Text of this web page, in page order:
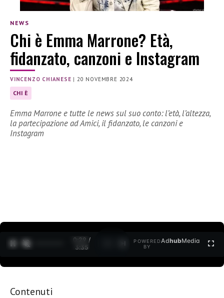
NEWS
Chi è Emma Marrone? Età,
fidanzato, canzoni e Instagram
VINCENZO CHIANESE |20 NOVEMBRE 2024
CHI È
Emma Marrone e tutte le news sul suo conto: l’età, l’altezza,
la partecipazione ad Amici, il fidanzato, le canzoni e
Instagram
0:30 /
3:35
POWERED
BY
AdhubMedia
Contenuti